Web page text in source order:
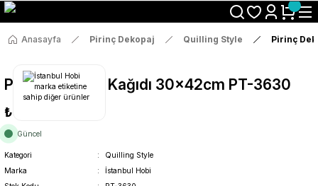
Size Özel "HG10" Koduyla Sepette Hemen %10 İndirimi Kaçırma
Anasayfa Pirinç Dekopaj Quilling Style Pirinç
Pirinç Dekopaj Kağıdı 30x42cm PT-3630
₺36
Güncel
Kategori
Quilling Style
Marka
İstanbul Hobi